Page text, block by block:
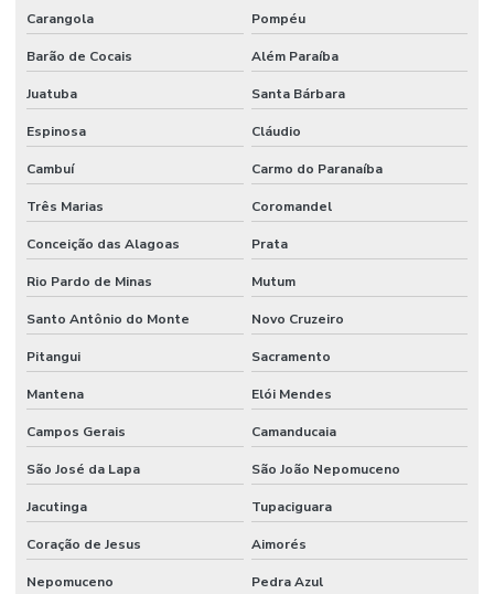
Carangola Pompéu
Barão de Cocais Além Paraíba
Juatuba Santa Bárbara
Espinosa Cláudio
Cambuí Carmo do Paranaíba
Três Marias Coromandel
Conceição das Alagoas Prata
Rio Pardo de Minas Mutum
Santo Antônio do Monte Novo Cruzeiro
Pitangui Sacramento
Mantena Elói Mendes
Campos Gerais Camanducaia
São José da Lapa São João Nepomuceno
Jacutinga Tupaciguara
Coração de Jesus Aimorés
Nepomuceno Pedra Azul